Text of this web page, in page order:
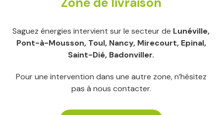
Saguez énergies intervient sur le secteur de Lunéville,
Pont-à-Mousson, Toul, Nancy, Mirecourt, Epinal,
Saint-Dié, Badonviller.
Pour une intervention dans une autre zone, n’hésitez
pas à nous contacter.